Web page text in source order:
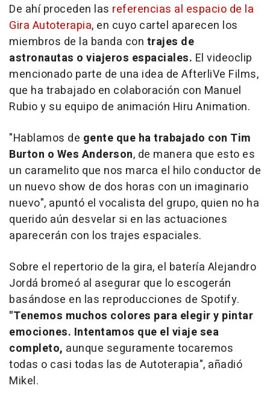
De ahí proceden las referencias al espacio de la
Gira Autoterapia, en cuyo cartel aparecen los
miembros de la banda con trajes de
astronautas o viajeros espaciales. El videoclip
mencionado parte de una idea de AfterliVe Films,
que ha trabajado en colaboración con Manuel
Rubio y su equipo de animación Hiru Animation.
"Hablamos de gente que ha trabajado con Tim
Burton o Wes Anderson, de manera que esto es
un caramelito que nos marca el hilo conductor de
un nuevo show de dos horas con un imaginario
nuevo", apuntó el vocalista del grupo, quien no ha
querido aún desvelar si en las actuaciones
aparecerán con los trajes espaciales.
Sobre el repertorio de la gira, el batería Alejandro
Jordá bromeó al asegurar que lo escogerán
basándose en las reproducciones de Spotify.
"Tenemos muchos colores para elegir y pintar
emociones. Intentamos que el viaje sea
completo, aunque seguramente tocaremos
todas o casi todas las de Autoterapia", añadió
Mikel.